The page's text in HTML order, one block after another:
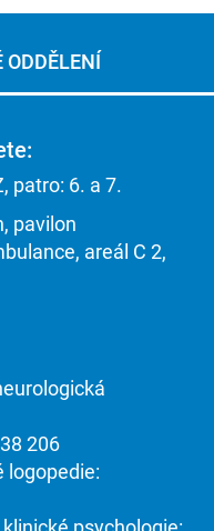
ODDĚLENÍ
patro: 6. a 7.
pavilon
areál C 2,
206
logopedie: